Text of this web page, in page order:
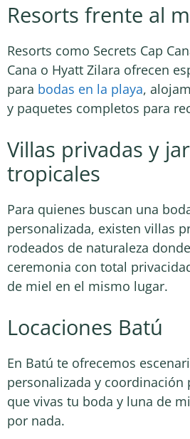
Resorts frente al
Resorts como Secrets Cap
Cana o Hyatt Zilara ofrecen
para bodas en la playa,
y paquetes completos para
Villas privadas y
tropicales
Para quienes buscan una
personalizada, existen villas
rodeados de naturaleza
ceremonia con total
de miel en el mismo lugar.
Locaciones Batú
En Batú te ofrecemos
personalizada y coordinación
que vivas tu boda y luna de
por nada.